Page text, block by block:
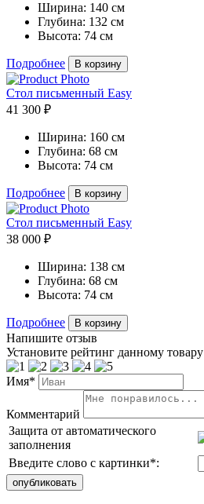
Ширина: 140 см
Глубина: 132 см
Высота: 74 см
Подробнее В корзину
Стол письменный Easy
41 300 ₽
Ширина: 160 см
Глубина: 68 см
Высота: 74 см
Подробнее В корзину
Стол письменный Easy
38 000 ₽
Ширина: 138 см
Глубина: 68 см
Высота: 74 см
Подробнее В корзину
Напишите отзыв
Установите рейтинг данному товару
Имя*
Комментарий
Защита от автоматического
заполнения
Введите слово с картинки*: